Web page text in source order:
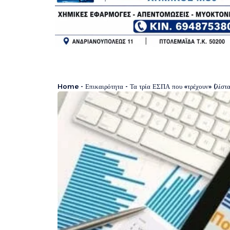
Home - Επικαιρότητα - Τα τρία ΕΣΠΑ που «τρέχουν»